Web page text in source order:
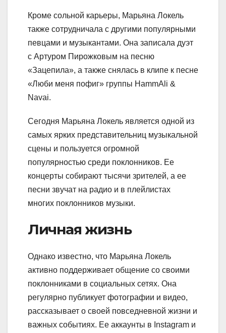
Кроме сольной карьеры, Марьяна Локель
также сотрудничала с другими популярными
певцами и музыкантами. Она записала дуэт
с Артуром Пирожковым на песню
«Зацепила», а также снялась в клипе к песне
«Люби меня пофиг» группы HammAli &
Navai.
Сегодня Марьяна Локель является одной из
самых ярких представительниц музыкальной
сцены и пользуется огромной
популярностью среди поклонников. Ее
концерты собирают тысячи зрителей, а ее
песни звучат на радио и в плейлистах
многих поклонников музыки.
Личная жизнь
Однако известно, что Марьяна Локель
активно поддерживает общение со своими
поклонниками в социальных сетях. Она
регулярно публикует фотографии и видео,
рассказывает о своей повседневной жизни и
важных событиях. Ее аккаунты в Instagram и